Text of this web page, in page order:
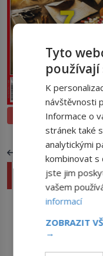
PROLISTOVAT
PŘEDCHOZÍ ČLÁNEK
Zrůdné sestry
většinou
Největší noční
Tyto
používají
K
návštěvnosti
Informace o
stránek také
analytickými
kombinovat s
jste jim
vašem
informací
ZOBRAZIT
→